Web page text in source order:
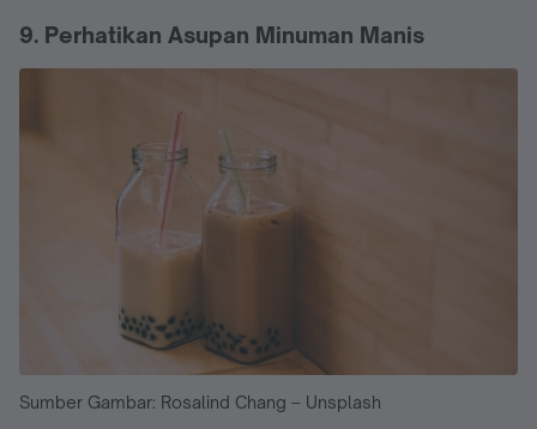
9. Perhatikan Asupan Minuman Manis
Sumber Gambar: Rosalind Chang – Unsplash